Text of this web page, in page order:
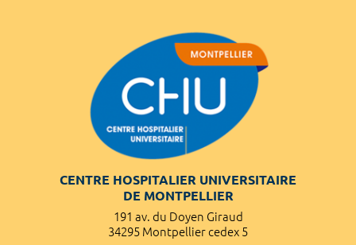
CENTRE HOSPITALIER UNIVERSITAIRE
DE MONTPELLIER
191 av. du Doyen Giraud
34295 Montpellier cedex 5